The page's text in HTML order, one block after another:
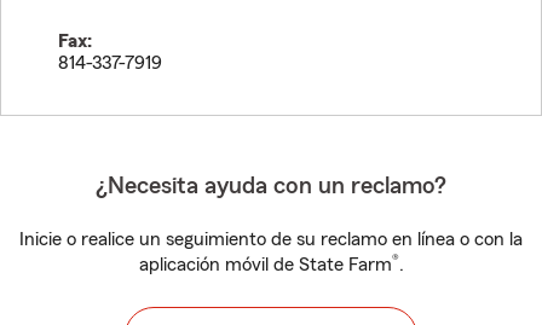
Fax:
814-337-7919
¿Necesita ayuda con un reclamo?
Inicie o realice un seguimiento de su reclamo en línea o con la
aplicación móvil de State Farm®.